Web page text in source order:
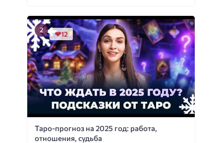
Таро-прогноз на 2025 год: работа,
отношения, судьба
12